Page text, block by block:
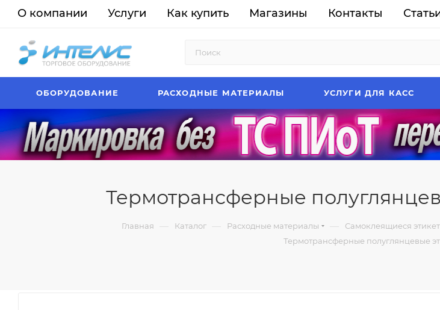
О компании Услуги Как купить Магазины Контакты
ОБОРУДОВАНИЕ РАСХОДНЫЕ МАТЕРИАЛЫ УСЛУГИ ДЛЯ КАСС
Термотрансферные
Главная — Каталог — Расходные материалы — Самоклеящиеся
Термотрансферные полуглянцевые